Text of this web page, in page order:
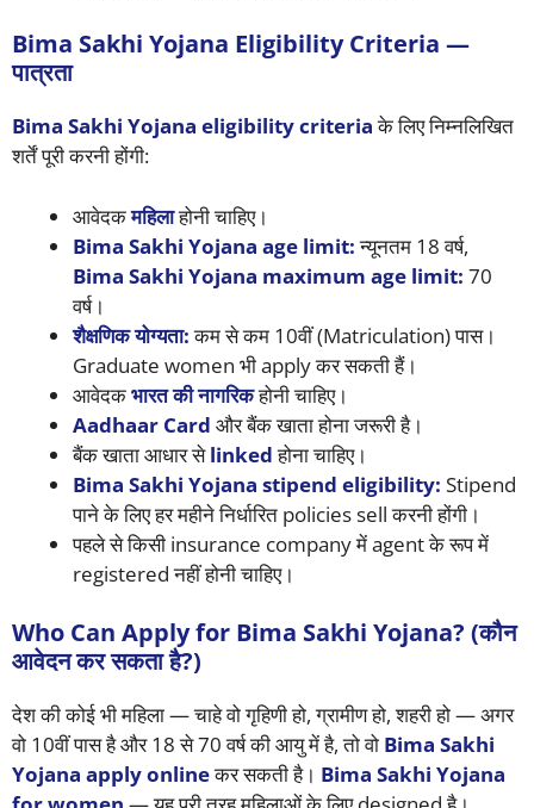
Bima Sakhi Yojana Eligibility Criteria —
पात्रता
Bima Sakhi Yojana eligibility criteriaके लिए निम्नलिखित
शर्तें पूरी करनी होंगी:
आवेदकमहिलाहोनी चाहिए।
Bima Sakhi Yojana age limit:न्यूनतम 18 वर्ष,
Bima Sakhi Yojana maximum age limit: 70
वर्ष।
शैक्षणिक योग्यता:कम से कम 10वीं (Matriculation) पास।
Graduate women भी apply कर सकती हैं।
आवेदकभारत की नागरिकहोनी चाहिए।
Aadhaar Card और बैंक खाता होना जरूरी है।
बैंक खाता आधार सेlinkedहोना चाहिए।
Bima Sakhi Yojana stipend eligibility: Stipend
पाने के लिए हर महीने निर्धारित policies sell करनी होंगी।
पहले से किसी insurance company में agent के रूप में
registered नहीं होनी चाहिए।
Who Can Apply for Bima Sakhi Yojana? (कौन
आवेदन कर सकता है?)
देश की कोई भी महिला — चाहे वो गृहिणी हो, ग्रामीण हो, शहरी हो — अगर
वो 10वीं पास है और 18 से 70 वर्ष की आयु में है, तो वो Bima Sakhi
Yojana apply onlineकर सकती है। Bima Sakhi Yojana